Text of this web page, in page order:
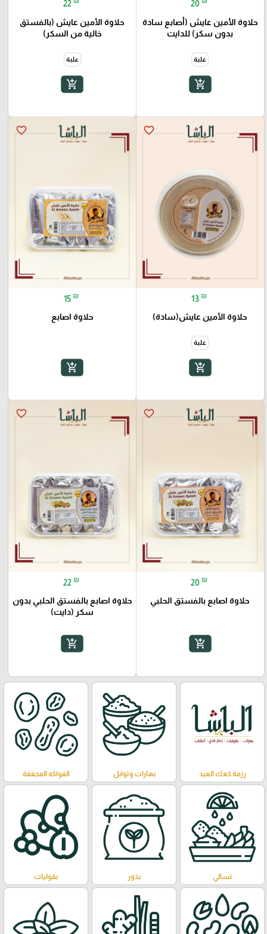
20
حلاوة الأمين عايش (أصابع سادة
بدون سكر) للدايت
علبة
add_shopping_cart
22
حلاوة الأمين عايش (بالفستق
خالية من السكر)
علبة
add_shopping_cart
favorite_border
13 ₪
حلاوة الأمين عايش(سادة)
علبة
add_shopping_cart
favorite_border
15 ₪
حلاوة اصابع
add_shopping_cart
favorite_border
20 ₪
حلاوة اصابع بالفستق الحلبي
add_shopping_cart
favorite_border
22 ₪
حلاوة اصابع بالفستق الحلبي بدون
سكر (دايت)
add_shopping_cart
رزمة كعك العيد بهارات وتوابل الفواكه المجففة
تسالي بذور بقوليات